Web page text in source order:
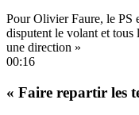
Pour Olivier Faure, le PS
disputent le volant et tous
une direction »
00:16
« Faire repartir les